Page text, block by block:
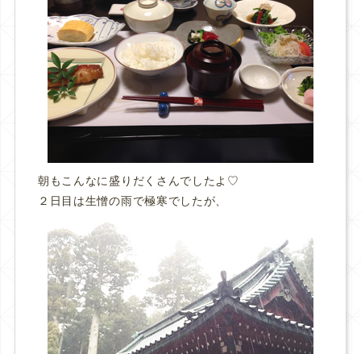
朝もこんなに盛りだくさんでしたよ♡
２日目は生憎の雨で極寒でしたが、